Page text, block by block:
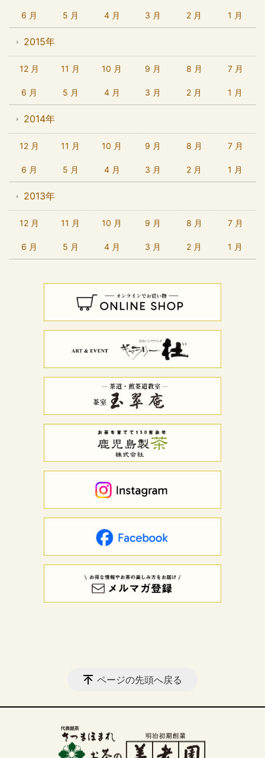
6 月 5 月 4 月 3 月 2 月 1 月
2015年
12 月 11 月 10 月 9 月 8 月 7 月
6 月 5 月 4 月 3 月 2 月 1 月
2014年
12 月 11 月 10 月 9 月 8 月 7 月
6 月 5 月 4 月 3 月 2 月 1 月
2013年
12 月 11 月 10 月 9 月 8 月 7 月
6 月 5 月 4 月 3 月 2 月 1 月
ページの先頭へ戻る